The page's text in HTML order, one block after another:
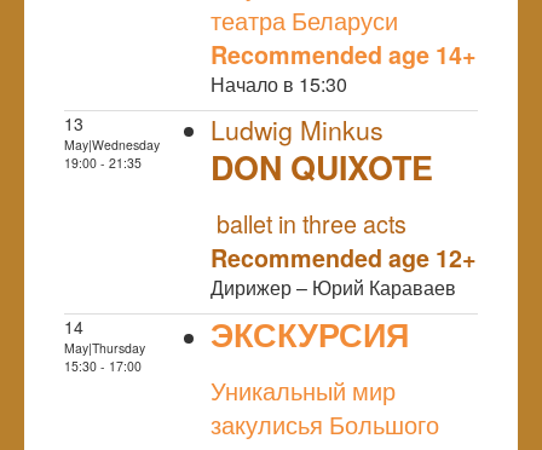
театра Беларуси
Recommended age 14+
Начало в 15:30
13
May|Wednesday
19:00 - 21:35
Ludwig Minkus
DON QUIXOTE
ballet in three acts
Recommended age 12+
Дирижер – Юрий Караваев
14
May|Thursday
15:30 - 17:00
ЭКСКУРСИЯ
Уникальный мир
закулисья Большого